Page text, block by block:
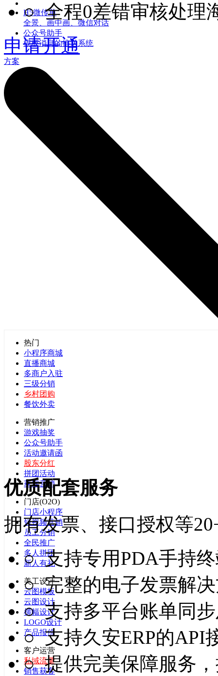
H5微传单
全景、画中画、微信对话
公众号助手
模板消息的推送系统
方案
热门
小程序商城
直播商城
多商户入驻
三级分销
乡村团购
餐饮外卖
营销推广
游戏抽奖
公众号助手
活动邀请函
股东分红
拼团活动
获客营销
门店(O2O)
门店小程序
短视频营销
员工分销
全民推广
多人拼团
新人有礼
美工设计
云图模板
云图设计
横幅设计
LOGO设计
产品报价
客户运营
私域流量
销售获客
○ 全程0差错审核处理
申请开通
优质配套服务
拥有发票、接口授权等
○ 支持专用PDA手持
○ 完整的电子发票解
○ 支持多平台账单同
○ 支持久安ERP的API
○ 提供完美保障服务